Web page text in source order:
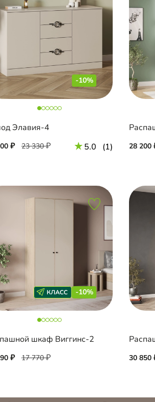
-10%
Элавия-4
23 330 5.0 (1) 28 200
-10%
шкаф Виггинс-2
17 770 30 850